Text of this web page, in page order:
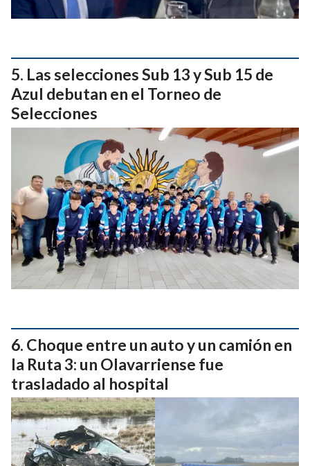
Las selecciones Sub 13 y Sub 15 de
Azul debutan en el Torneo de
Selecciones
Choque entre un auto y un camión en
la Ruta 3: un Olavarriense fue
trasladado al hospital